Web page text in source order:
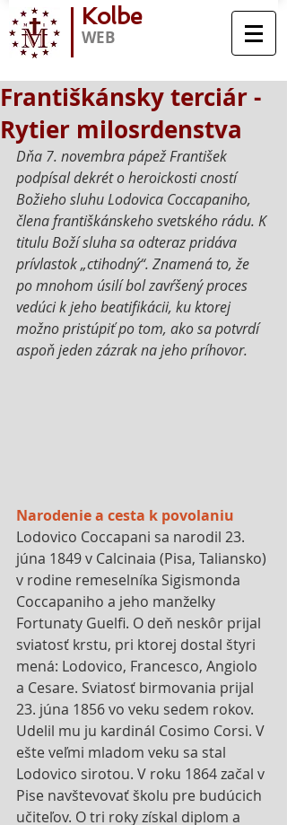
Kolbe
WEB
Františkánsky terciár -
Rytier milosrdenstva
Dňa 7. novembra pápež František
podpísal dekrét o heroickosti cností
Božieho sluhu Lodovica Coccapaniho,
člena františkánskeho svetského rádu. K
titulu Boží sluha sa odteraz pridáva
prívlastok „ctihodný“. Znamená to, že
po mnohom úsilí bol zavŕšený proces
vedúci k jeho beatifikácii, ku ktorej
možno pristúpiť po tom, ako sa potvrdí
aspoň jeden zázrak na jeho príhovor.
Narodenie a cesta k povolaniu
Lodovico Coccapani sa narodil 23.
júna 1849 v Calcinaia (Pisa, Taliansko)
v rodine remeselníka Sigismonda
Coccapaniho a jeho manželky
Fortunaty Guelfi. O deň neskôr prijal
sviatosť krstu, pri ktorej dostal štyri
mená: Lodovico, Francesco, Angiolo
a Cesare. Sviatosť birmovania prijal
23. júna 1856 vo veku sedem rokov.
Udelil mu ju kardinál Cosimo Corsi. V
ešte veľmi mladom veku sa stal
Lodovico sirotou. V roku 1864 začal v
Pise navštevovať školu pre budúcich
učiteľov. O tri roky získal diplom a